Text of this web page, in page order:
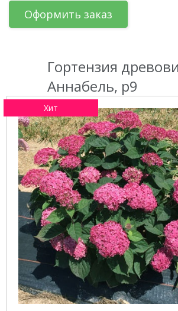
Оформить заказ
Гортензия
Аннабель, р9
Хит